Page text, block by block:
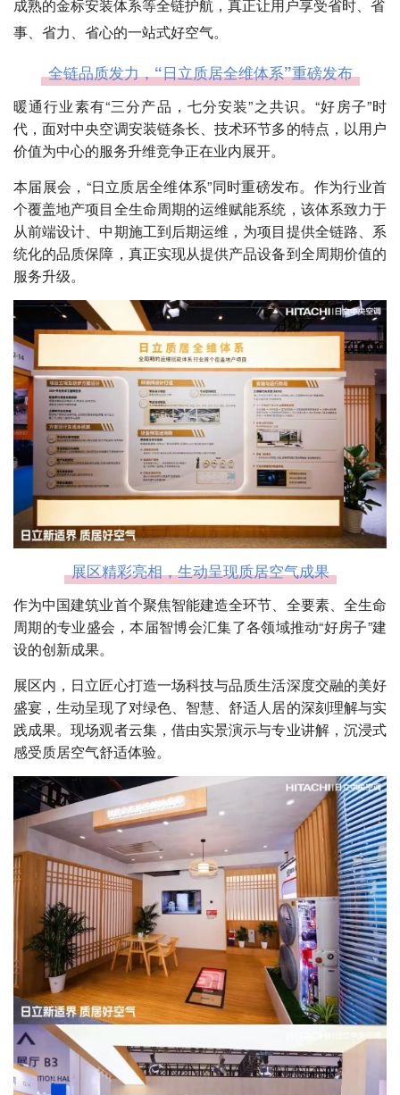
成熟的金标安装体系等全链护航，真正让用户享受省时、省
事、省力、省心的一站式好空气。
全链品质发力，“日立质居全维体系”重磅发布
暖通行业素有“三分产品，七分安装”之共识。“好房子”时
代，面对中央空调安装链条长、技术环节多的特点，以用户
价值为中心的服务升维竞争正在业内展开。
本届展会，“日立质居全维体系”同时重磅发布。作为行业首
个覆盖地产项目全生命周期的运维赋能系统，该体系致力于
从前端设计、中期施工到后期运维，为项目提供全链路、系
统化的品质保障，真正实现从提供产品设备到全周期价值的
服务升级。
展区精彩亮相，生动呈现质居空气成果
作为中国建筑业首个聚焦智能建造全环节、全要素、全生命
周期的专业盛会，本届智博会汇集了各领域推动“好房子”建
设的创新成果。
展区内，日立匠心打造一场科技与品质生活深度交融的美好
盛宴，生动呈现了对绿色、智慧、舒适人居的深刻理解与实
践成果。现场观者云集，借由实景演示与专业讲解，沉浸式
感受质居空气舒适体验。